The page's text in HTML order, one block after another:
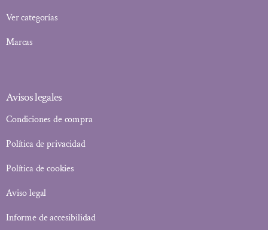
Ver categorías
Marcas
Avisos legales
Condiciones de compra
Política de privacidad
Política de cookies
Aviso legal
Informe de accesibilidad